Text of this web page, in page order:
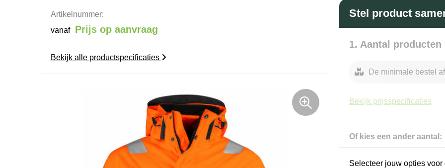
Artikelnummer:
vanaf
Prijs op aanvraag
Bekijk alle productspecificaties
Stel product
1. Aantal producten
De minimale bestel
Bekijk prijsspecificaties
Of kies een ander aantal:
Selecteer jouw opties